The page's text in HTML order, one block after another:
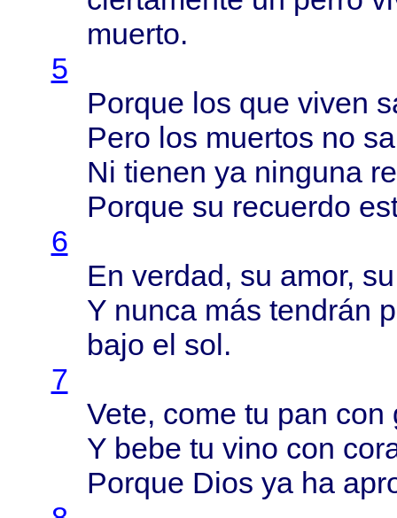
muerto.
5
Porque los que viven
Pero los muertos no
Ni tienen ya ninguna
Porque su recuerdo
6
En verdad, su amor,
Y nunca más tendrán
bajo el sol.
7
Vete, come tu pan con
Y bebe tu vino con
Porque Dios ya ha